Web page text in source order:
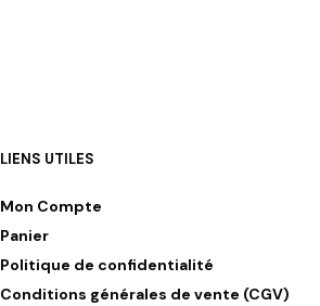
LIENS UTILES
Mon Compte
Panier
Politique de confidentialité
Conditions générales de vente (CGV)